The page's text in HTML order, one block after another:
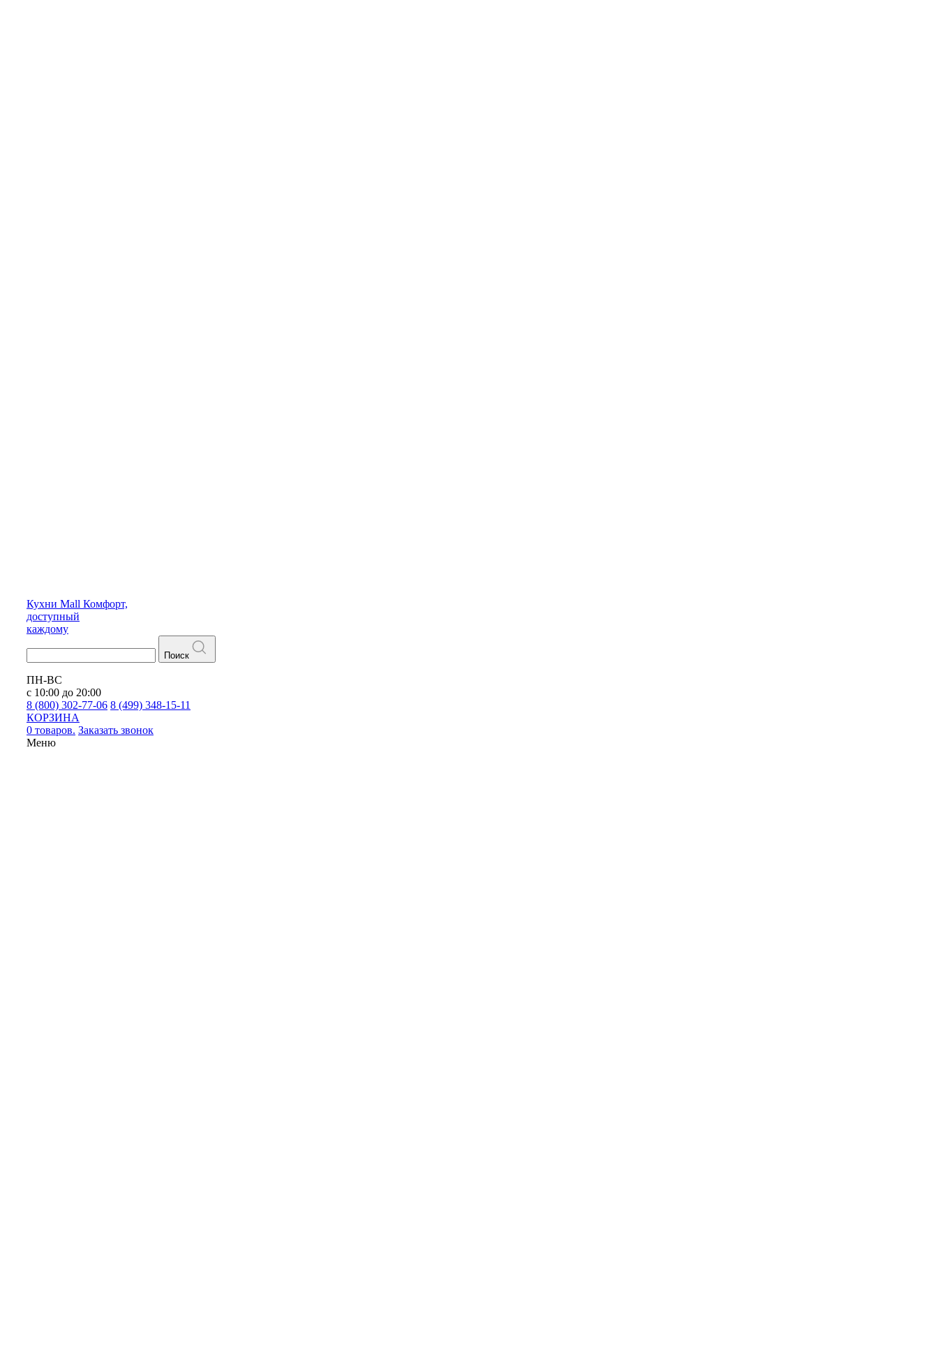
Кухни Mall Комфорт,
доступный
каждому
Поиск
ПН-ВС
с 10:00 до 20:00
8 (800) 302-77-06 8 (499) 348-15-11
КОРЗИНА
0 товаров. Заказать звонок
Меню